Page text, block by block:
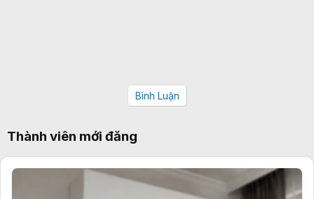
Bình Luận
Thành viên mới đăng